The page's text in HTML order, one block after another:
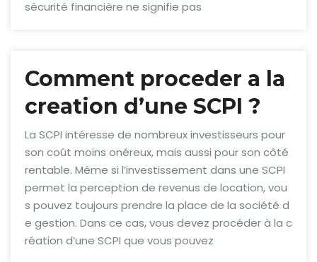
sécurité financière ne signifie pas
Comment proceder a la
creation d’une SCPI ?
La SCPI intéresse de nombreux investisseurs pour
son coût moins onéreux, mais aussi pour son côté
rentable. Même si l’investissement dans une SCPI
permet la perception de revenus de location, vou
s pouvez toujours prendre la place de la société d
e gestion. Dans ce cas, vous devez procéder à la c
réation d’une SCPI que vous pouvez